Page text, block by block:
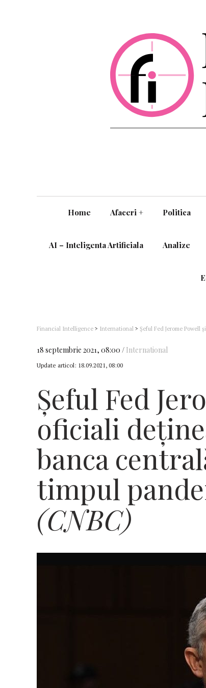
Home Afaceri + Politica
AI – Inteligenta Artificiala Analize
Financial Intelligence > International > Șeful Fed Jerome
18 septembrie 2021, 08:00 International
Update articol: 18.09.2021, 08:00
Șeful Fed
oficiali
banca
timpul
(CNBC)